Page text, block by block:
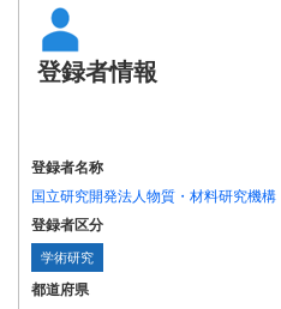
登録者情報
登録者名称
国立研究開発法人物質・材料研究機構
登録者区分
学術研究
都道府県